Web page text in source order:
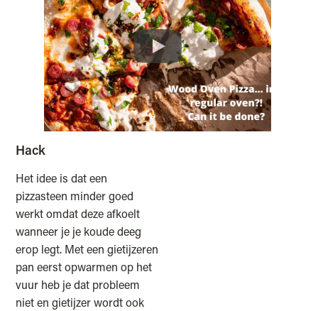
Hack
Het idee is dat een
pizzasteen minder goed
werkt omdat deze afkoelt
wanneer je je koude deeg
erop legt. Met een gietijzeren
pan eerst opwarmen op het
vuur heb je dat probleem
niet en gietijzer wordt ook